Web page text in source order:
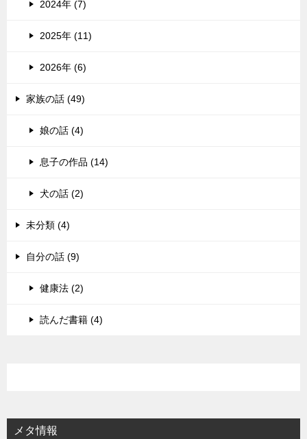
2024年 (7)
2025年 (11)
2026年 (6)
家族の話 (49)
娘の話 (4)
息子の作品 (14)
犬の話 (2)
未分類 (4)
自分の話 (9)
健康法 (2)
読んだ書籍 (4)
メタ情報